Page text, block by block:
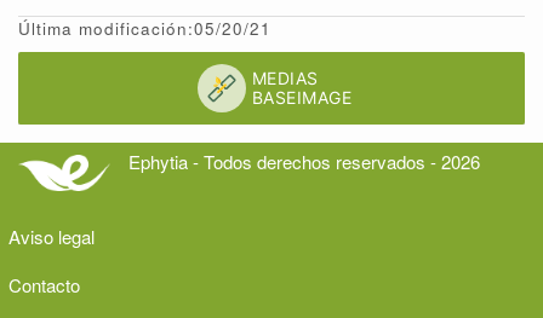
Última modificación:05/20/21
Ephytia - Todos derechos reservados - 2026
Aviso legal
Contacto